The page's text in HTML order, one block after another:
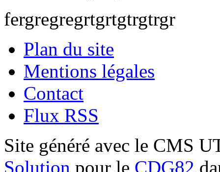
fergregregrtgrtgtrgtrgr
Plan du site
Mentions légales
Contact
Flux RSS
Site généré avec le CMS
Solution pour le CDG82